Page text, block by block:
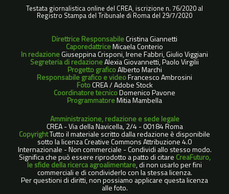
Testata giornalistica online del CREA, iscrizione n. 76/2020 al
Registro Stampa del Tribunale di Roma del 29/7/2020
Direttrice ResponsabileCristina Giannetti
CaporedattriceMicaela Conterio
In redazioneGiuseppina Crisponi, Irene Fabbri, Giulio Viggiani
Segreteria di redazioneAlexia Giovannetti, Paolo Virgilii
Progetto graficoAlberto Marchi
Responsabile grafico e videoFrancesco Ambrosini
FotoCREA / Adobe Stock
Coordinatore tecnicoDomenico Pavone
ProgrammatoreMitia Mambella
Amministrazione, redazione e sede legale
CREA - Via della Navicella, 2/4 - 00184 Roma
CopyrightTutto il materiale scritto dalla redazione è disponibile
sotto la licenza Creative Commons Attribuzione 4.0
Internazionale - Non commerciale - Condividi allo stesso modo.
Significa che può essere riprodotto a patto di citare CreaFuturo,
le sfide della ricerca agroalimentare, di non usarlo per fini
commerciali e di condividerlo con la stessa licenza.
Per questioni di diritti, non possiamo applicare questa licenza
alle foto.